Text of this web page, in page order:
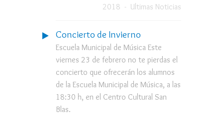
2018 - Ultimas Noticias
Concierto de Invierno
Escuela Municipal de Música Este
viernes 23 de febrero no te pierdas el
concierto que ofrecerán los alumnos
de la Escuela Municipal de Música, a las
18:30 h, en el Centro Cultural San
Blas.